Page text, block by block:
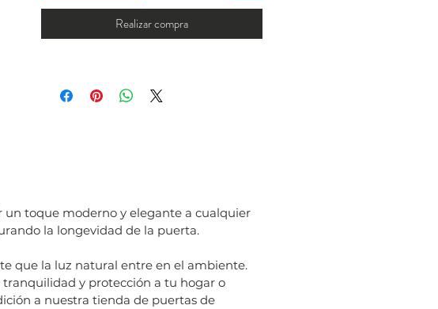
Realizar compra
toque moderno y elegante a cualquier
la longevidad de la puerta.
que la luz natural entre en el ambiente.
y protección a tu hogar o
a nuestra tienda de puertas de